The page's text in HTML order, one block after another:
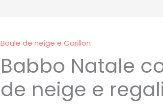
Boule de neige e Carillon
Babbo Natale
de neige e
Il
prezzo
originale
Il
prezzo
attuale
Babbo
Natale
con
boule
de